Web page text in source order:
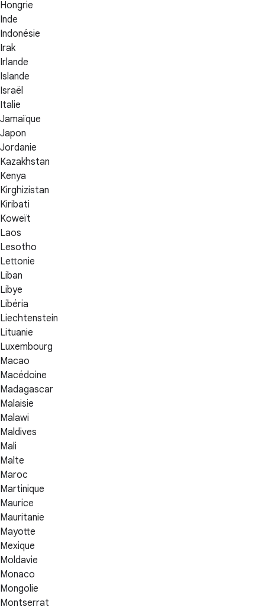
Hongrie
Inde
Indonésie
Irak
Irlande
Islande
Israël
Italie
Jamaïque
Japon
Jordanie
Kazakhstan
Kenya
Kirghizistan
Kiribati
Koweït
Laos
Lesotho
Lettonie
Liban
Libye
Libéria
Liechtenstein
Lituanie
Luxembourg
Macao
Macédoine
Madagascar
Malaisie
Malawi
Maldives
Mali
Malte
Maroc
Martinique
Maurice
Mauritanie
Mayotte
Mexique
Moldavie
Monaco
Mongolie
Montserrat